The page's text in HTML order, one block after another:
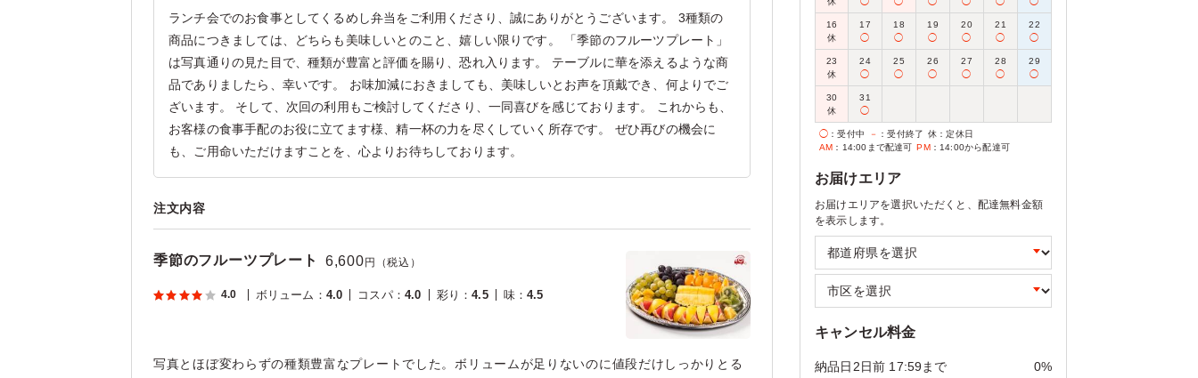
ランチ会でのお食事としてくるめし弁当をご利用くださり、誠にありがとうございます。 3種類の
商品につきましては、どちらも美味しいとのこと、嬉しい限りです。 「季節のフルーツプレート」
は写真通りの見た目で、種類が豊富と評価を賜り、恐れ入ります。 テーブルに華を添えるような商
品でありましたら、幸いです。 お味加減におきましても、美味しいとお声を頂戴でき、何よりでご
ざいます。 そして、次回の利用もご検討してくださり、一同喜びを感じております。 これからも、
お客様の食事手配のお役に立てます様、精一杯の力を尽くしていく所存です。 ぜひ再びの機会に
も、ご用命いただけますことを、心よりお待ちしております。
注文内容
季節のフルーツプレート 6,600 円（税込）
4.0 ボリューム ： 4.0 コスパ： 4.0 彩り ：4.5 味：4.5
写真とほぼ変わらずの種類豊富なプレートでした。ボリュームが足りないのに値段だけしっかりとる
16
休
17
◯
18
◯
19
◯
20
◯
21
◯
22
◯
23
休
24
◯
25
◯
26
◯
27
◯
28
◯
29
◯
30
休
31
◯
◯ ：受付中 － ：受付終了 休 ：定休日
AM ：14:00まで配達可 PM：14:00から配達可
お届けエリア
お届けエリアを選択いただくと、配達無料金額
を表示します。
キャンセル料金
納品日2日前 17:59まで 0%